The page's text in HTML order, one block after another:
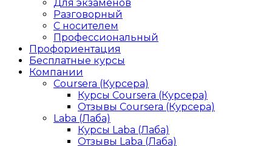
Для экзаменов
Разговорный
С носителем
Профессиональный
Профориентация
Бесплатные курсы
Компании
Coursera (Курсера)
Курсы Coursera (Курсера)
Отзывы Coursera (Курсера)
Laba (Лаба)
Курсы Laba (Лаба)
Отзывы Laba (Лаба)